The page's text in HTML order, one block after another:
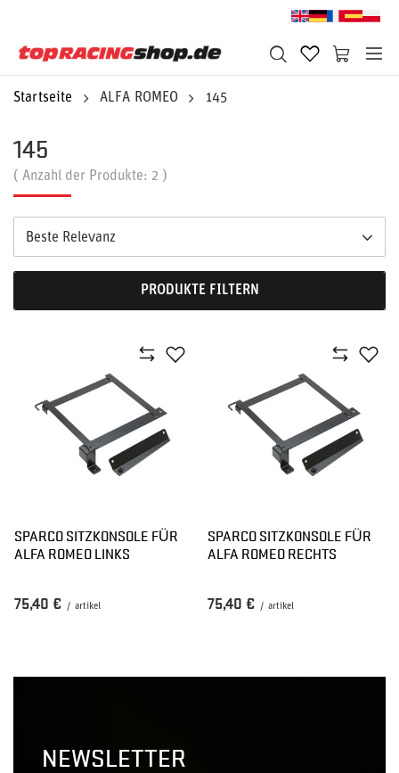
Startseite ALFA ROMEO 145
145
( Anzahl der Produkte: 2 )
Beste Relevanz
PRODUKTE FILTERN
SPARCO SITZKONSOLE FÜR
ALFA ROMEO LINKS
75,40 € / artikel
SPARCO SITZKONSOLE FÜR
ALFA ROMEO RECHTS
75,40 € / artikel
NEWSLETTER